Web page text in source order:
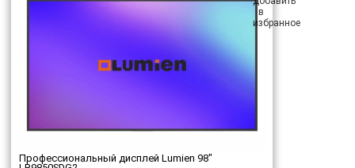
Профессиональный дисплей Lumien 98"